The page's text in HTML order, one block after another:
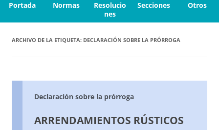
Portada Normas
Resolucio
nes
Secciones Otros
ARCHIVO DE LA ETIQUETA: DECLARACIÓN SOBRE LA PRÓRROGA
Declaración sobre la prórroga
ARRENDAMIENTOS RÚSTICOS